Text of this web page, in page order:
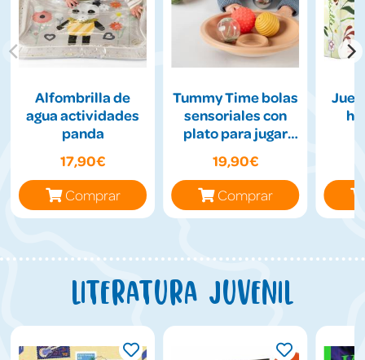
Alfombrilla de
agua actividades
panda
17,90€
Comprar
Tummy Time bolas
sensoriales con
plato para jugar
19,90€
Comprar
Literatura juvenil